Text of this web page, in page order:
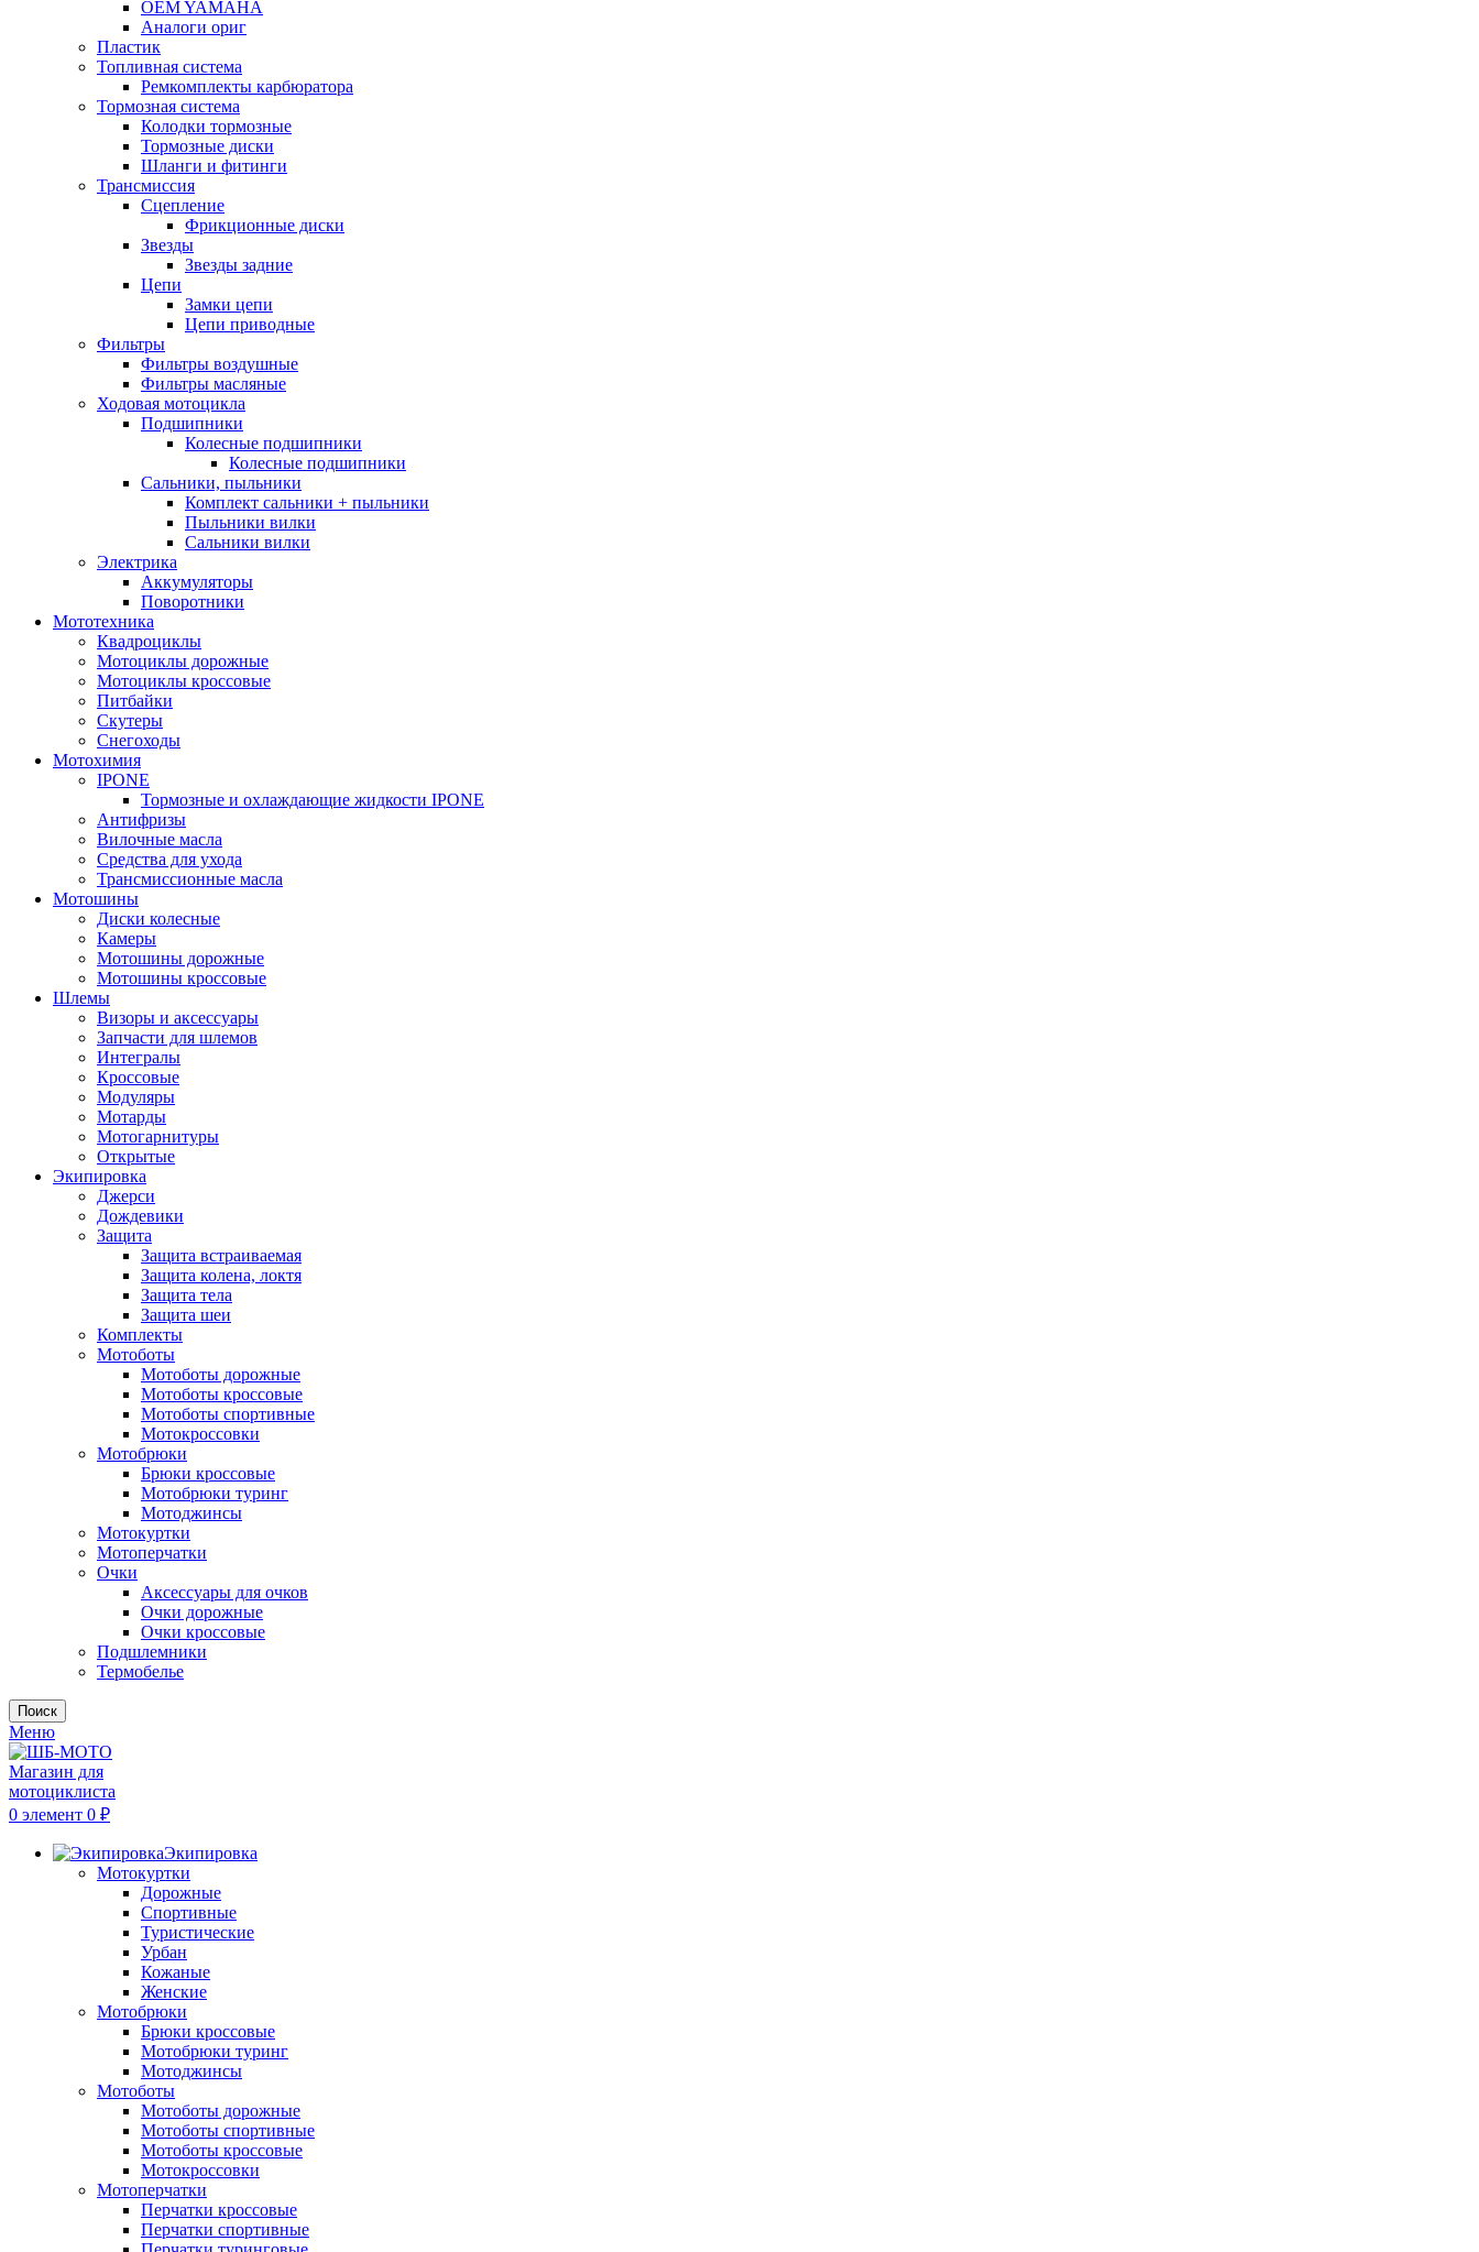
OEM YAMAHA
Аналоги ориг
Пластик
Топливная система
Ремкомплекты карбюратора
Тормозная система
Колодки тормозные
Тормозные диски
Шланги и фитинги
Трансмиссия
Cцепление
Фрикционные диски
Звезды
Звезды задние
Цепи
Замки цепи
Цепи приводные
Фильтры
Фильтры воздушные
Фильтры масляные
Ходовая мотоцикла
Подшипники
Колесные подшипники
Колесные подшипники
Сальники, пыльники
Комплект сальники + пыльники
Пыльники вилки
Сальники вилки
Электрика
Аккумуляторы
Поворотники
Мототехника
Квадроциклы
Мотоциклы дорожные
Мотоциклы кроссовые
Питбайки
Скутеры
Снегоходы
Мотохимия
IPONE
Тормозные и охлаждающие жидкости IPONE
Антифризы
Вилочные масла
Средства для ухода
Трансмиссионные масла
Мотошины
Диски колесные
Камеры
Мотошины дорожные
Мотошины кроссовые
Шлемы
Визоры и аксессуары
Запчасти для шлемов
Интегралы
Кроссовые
Модуляры
Мотарды
Мотогарнитуры
Открытые
Экипировка
Джерси
Дождевики
Защита
Защита встраиваемая
Защита колена, локтя
Защита тела
Защита шеи
Комплекты
Мотоботы
Мотоботы дорожные
Мотоботы кроссовые
Мотоботы спортивные
Мотокроссовки
Мотобрюки
Брюки кроссовые
Мотобрюки туринг
Мотоджинсы
Мотокуртки
Мотоперчатки
Очки
Аксессуары для очков
Очки дорожные
Очки кроссовые
Подшлемники
Термобелье
Поиск
Меню
0 элемент 0 ₽
Экипировка
Мотокуртки
Дорожные
Спортивные
Туристические
Урбан
Кожаные
Женские
Мотобрюки
Брюки кроссовые
Мотобрюки туринг
Мотоджинсы
Мотоботы
Мотоботы дорожные
Мотоботы спортивные
Мотоботы кроссовые
Мотокроссовки
Мотоперчатки
Перчатки кроссовые
Перчатки спортивные